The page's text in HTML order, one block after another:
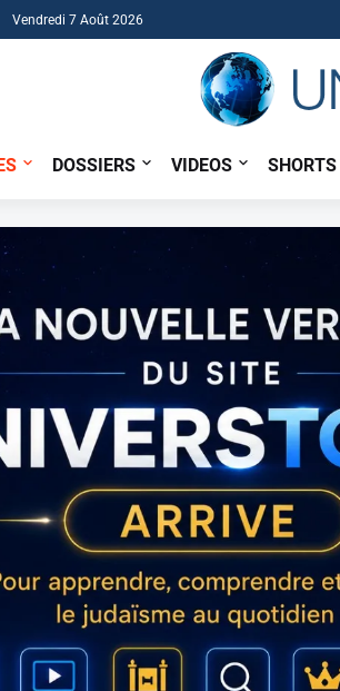
יום שישי כ״ד אב תשפ"ו Vendredi 7 Août 2026
DOSSIERS VIDEOS SHORTS